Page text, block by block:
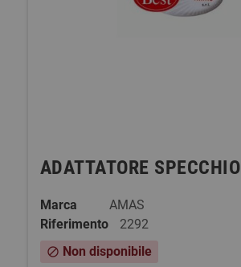
ADATTATORE SPECCHIO
Marca
AMAS
Riferimento
2292
block Non disponibile